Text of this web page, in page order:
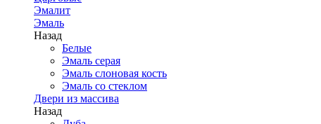
Эмалит
Эмаль
Назад
Белые
Эмаль серая
Эмаль слоновая кость
Эмаль со стеклом
Двери из массива
Назад